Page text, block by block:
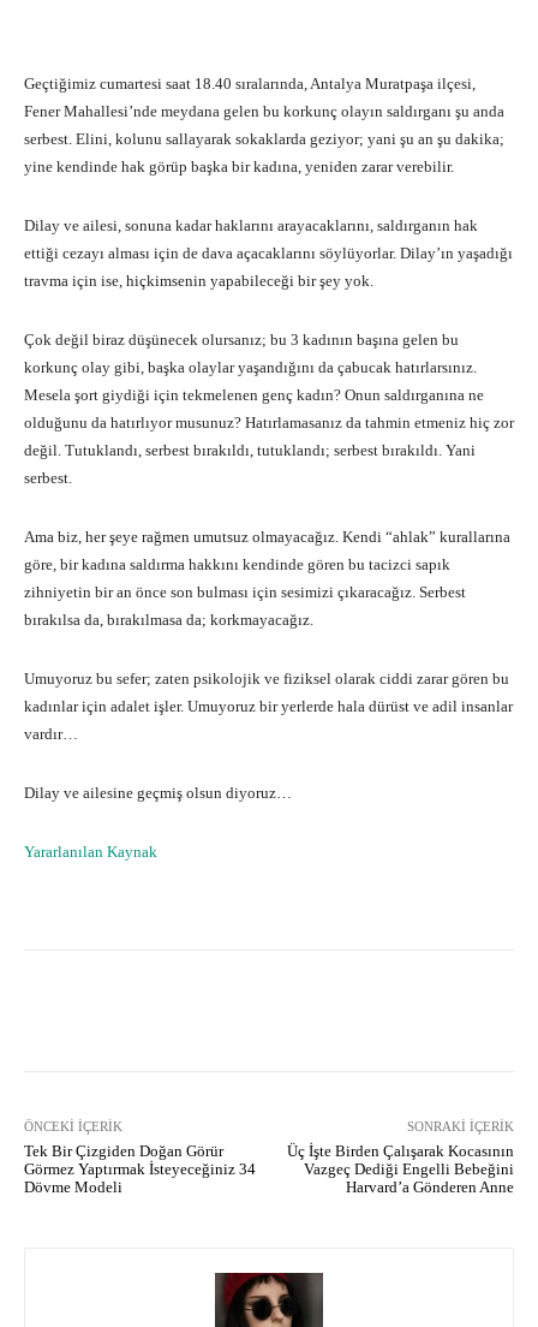
Geçtiğimiz cumartesi saat 18.40 sıralarında, Antalya Muratpaşa ilçesi,
Fener Mahallesi’nde meydana gelen bu korkunç olayın saldırganı şu anda
serbest. Elini, kolunu sallayarak sokaklarda geziyor; yani şu an şu dakika;
yine kendinde hak görüp başka bir kadına, yeniden zarar verebilir.
Dilay ve ailesi, sonuna kadar haklarını arayacaklarını, saldırganın hak
ettiği cezayı alması için de dava açacaklarını söylüyorlar. Dilay’ın yaşadığı
travma için ise, hiçkimsenin yapabileceği bir şey yok.
Çok değil biraz düşünecek olursanız; bu 3 kadının başına gelen bu
korkunç olay gibi, başka olaylar yaşandığını da çabucak hatırlarsınız.
Mesela şort giydiği için tekmelenen genç kadın? Onun saldırganına ne
olduğunu da hatırlıyor musunuz? Hatırlamasanız da tahmin etmeniz hiç zor
değil. Tutuklandı, serbest bırakıldı, tutuklandı; serbest bırakıldı. Yani
serbest.
Ama biz, her şeye rağmen umutsuz olmayacağız. Kendi “ahlak” kurallarına
göre, bir kadına saldırma hakkını kendinde gören bu tacizci sapık
zihniyetin bir an önce son bulması için sesimizi çıkaracağız. Serbest
bırakılsa da, bırakılmasa da; korkmayacağız.
Umuyoruz bu sefer; zaten psikolojik ve fiziksel olarak ciddi zarar gören bu
kadınlar için adalet işler. Umuyoruz bir yerlerde hala dürüst ve adil insanlar
vardır…
Dilay ve ailesine geçmiş olsun diyoruz…
Yararlanılan Kaynak
ÖNCEKI İÇERIK
Tek Bir Çizgiden Doğan Görür
Görmez Yaptırmak İsteyeceğiniz 34
Dövme Modeli
SONRAKI İÇERIK
Üç İşte Birden Çalışarak Kocasının
Vazgeç Dediği Engelli Bebeğini
Harvard’a Gönderen Anne